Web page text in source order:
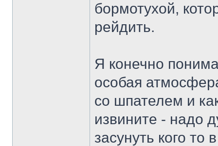
бормотухой,
рейдить.
Я конечно
особая
со шпателем и
извините - надо
засунуть кого